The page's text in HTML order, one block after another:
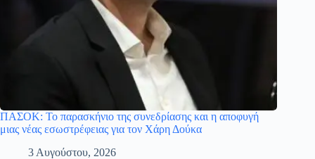
ΠΑΣΟΚ: Το παρασκήνιο της συνεδρίασης και η αποφυγή
μιας νέας εσωστρέφειας για τον Χάρη Δούκα
3 Αυγούστου, 2026